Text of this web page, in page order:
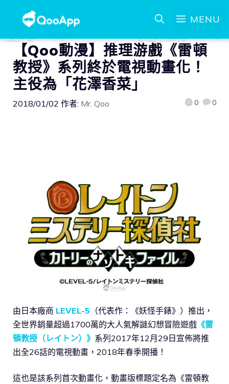
MENU
【Qoo動漫】推理游戲《雷頓
教授》系列終於電視動畫化！
主役為「花澤香菜」
2018/01/02 作者: Mr. Qoo 0 0
由日本廠商 LEVEL-5 （代表作：《妖怪手錶》）推出，
全世界銷量超過1700萬的大人氣解謎幻想冒險遊戲 《雷
頓教授（レイトン）》 系列2017年12月29日宣佈將推
出全26話的電視動畫，2018年春季開播！
這也是該系列首次動畫化，動畫版標題定名為《雷頓教